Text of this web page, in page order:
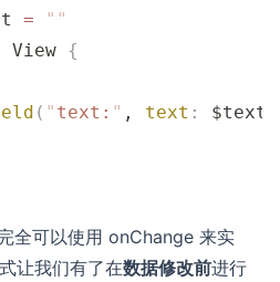
= ""
View {
( " text: " , text : $text.
全可以使用 onChange 来实
让我们有了在数据修改前进行